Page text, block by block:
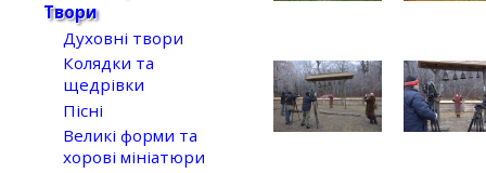
Твори
Духовні твори
Колядки та
щедрівки
Пісні
Великі форми та
хорові мініатюри